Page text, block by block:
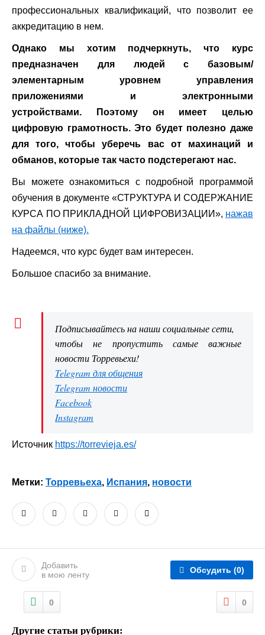
профессиональных квалификаций, что позволит ее
аккредитацию в нем.
Однако мы хотим подчеркнуть, что курс
предназначен для людей с базовым/
элементарным уровнем управления
приложениями и электронными
устройствами. Поэтому он имеет целью
цифровую грамотность. Это будет полезно даже
для того, чтобы уберечь вас от махинаций и
обманов, которые так часто подстерегают нас.
Вы можете ознакомиться с подробной программой
обучения в документе «СТРУКТУРА И СОДЕРЖАНИЕ
КУРСА ПО ПРИКЛАДНОЙ ЦИФРОВИЗАЦИИ», нажав
на файлы (ниже).
Надеемся, что курс будет вам интересен.
Большое спасибо за внимание.
Подписывайтесь на наши социальные сети,
чтобы не пропустить самые важные
новости Торревьехи!
Telegram для общения
Telegram новости
Facebook
Instagram
Источник https://torrevieja.es/
Метки: Торревьеха, Испания, новости
Добавить
в мою ленту
Обсудить (0)
0 0
Другие статьи рубрики: